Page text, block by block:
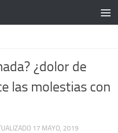
¿dolor de
las molestias con
17 MAYO, 2019